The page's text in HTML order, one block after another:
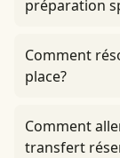
préparation
Comment
place?
Comment
transfert